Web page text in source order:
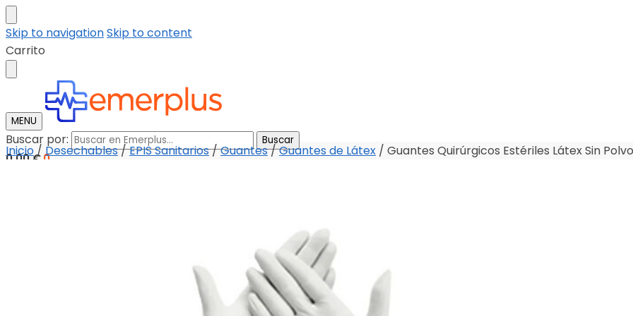
Skip to navigationSkip to content
Carrito
MENU
Buscar por: Buscar
0,00€ 0
Inicio/Desechables/EPIS Sanitarios/Guantes/Guantes de Látex / Guantes Quirúrgicos Estériles Látex Sin Polvo